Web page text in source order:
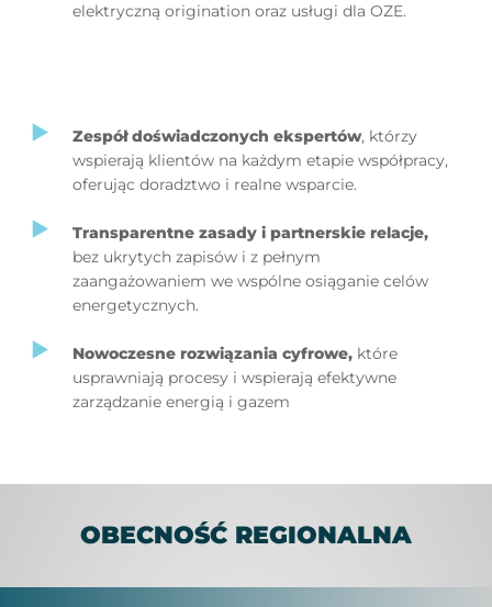
elektryczną origination oraz usługi dla OZE.
Zespół doświadczonych ekspertów, którzy
wspierają klientów na każdym etapie współpracy,
oferując doradztwo i realne wsparcie.
Transparentne zasady i partnerskie relacje,
bez ukrytych zapisów i z pełnym
zaangażowaniem we wspólne osiąganie celów
energetycznych.
Nowoczesne rozwiązania cyfrowe, które
usprawniają procesy i wspierają efektywne
zarządzanie energią i gazem
OBECNOŚĆ REGIONALNA